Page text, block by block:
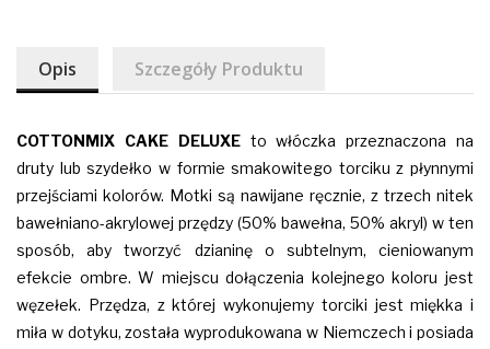
Opis Szczegóły Produktu
COTTONMIX CAKE DELUXEto włóczka przeznaczona na
druty lub szydełko w formie smakowitego torciku z płynnymi
przejściami kolorów. Motki są nawijane ręcznie, z trzech nitek
bawełniano-akrylowej przędzy (50% bawełna, 50% akryl) w ten
sposób, aby tworzyć dzianinę o subtelnym, cieniowanym
efekcie ombre. W miejscu dołączenia kolejnego koloru jest
węzełek. Przędza, z której wykonujemy torciki jest miękka i
miła w dotyku, została wyprodukowana w Niemczech i posiada